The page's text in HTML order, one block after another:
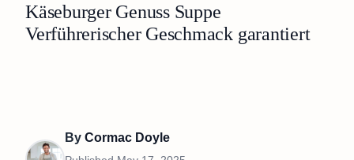
Käseburger Genuss Suppe
Verführerischer Geschmack garantiert
By Cormac Doyle